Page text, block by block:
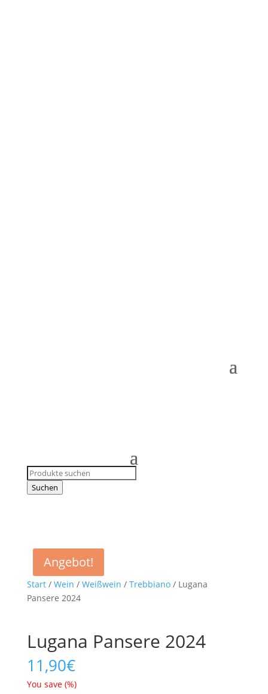
Products
search
Suchen
Start/ Wein / Weißwein / Trebbiano/ Lugana
Pansere 2024
Lugana Pansere 2024
11,90€
You save (%)
Angebot!